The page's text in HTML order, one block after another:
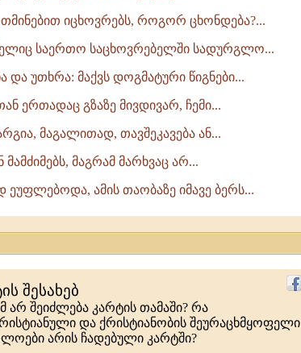
იცხოვრებს, როგორ ცხონდება?...
საერთო საცხოვრებელში სადურგლო...
და უთხრა: მაქვს დოგმატური წიგნები...
ერთადაც გზაზე მივდივარ, ჩემი...
მაგალითად, თავშეკავება ან...
მაგრამ მარხვაც არ...
ამის თაობაზე იმავე ბერს...
შესახებ
არ შეიძლება კარტის თამაში? რა
და ქრისტიანობის შეურაცხმყოფელი
არის ჩადებული კარტში?